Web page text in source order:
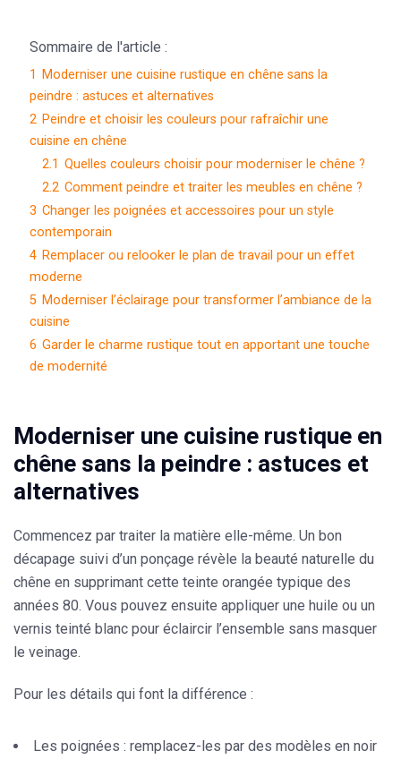
Sommaire de l'article :
1
Moderniser une cuisine rustique en chêne sans la
peindre : astuces et alternatives
2 Peindre et choisir les couleurs pour rafraîchir une
cuisine en chêne
2.1 Quelles couleurs choisir pour moderniser le chêne ?
2.2 Comment peindre et traiter les meubles en chêne ?
3 Changer les poignées et accessoires pour un style
contemporain
4 Remplacer ou relooker le plan de travail pour un effet
moderne
5 Moderniser l’éclairage pour transformer l’ambiance de la
cuisine
6 Garder le charme rustique tout en apportant une touche
de modernité
Moderniser une cuisine rustique en
chêne sans la peindre : astuces et
alternatives
Commencez par traiter la matière elle-même. Un bon
décapage suivi d’un ponçage révèle la beauté naturelle du
chêne en supprimant cette teinte orangée typique des
années 80. Vous pouvez ensuite appliquer une huile ou un
vernis teinté blanc pour éclaircir l’ensemble sans masquer
le veinage.
Pour les détails qui font la différence :
Les poignées : remplacez-les par des modèles en noir